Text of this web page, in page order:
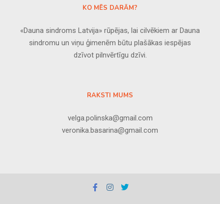
KO MĒS DARĀM?
«Dauna sindroms Latvija» rūpējas, lai cilvēkiem ar Dauna
sindromu un viņu ģimenēm būtu plašākas iespējas
dzīvot pilnvērtīgu dzīvi.
RAKSTI MUMS
velga.polinska@gmail.com
veronika.basarina@gmail.com